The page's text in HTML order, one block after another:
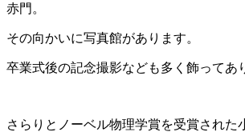
赤門。
その向かいに写真館があります。
卒業式後の記念撮影なども多く飾ってあ
さらりとノーベル物理学賞を受賞された